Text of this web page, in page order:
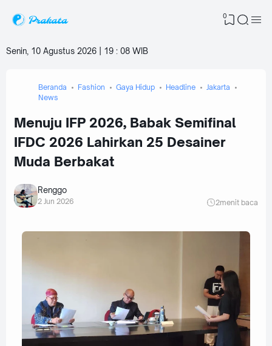
0
Senin, 10 Agustus 2026 | 19 : 08 WIB
Beranda Fashion Gaya Hidup Headline
Jakarta
News
Menuju IFP 2026, Babak Semifinal
IFDC 2026 Lahirkan 25 Desainer
Muda Berbakat
Renggo
2 Jun 2026 2menit baca